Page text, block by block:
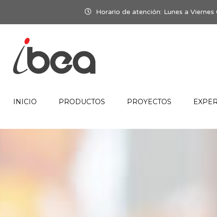
Horario de atención: Lunes a
INICIO PRODUCTOS PROYECTOS